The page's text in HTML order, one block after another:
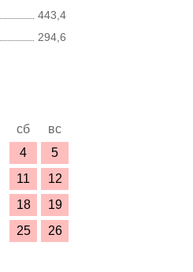
443,4
294,6
сб
вс
4
5
11
12
18
19
25
26